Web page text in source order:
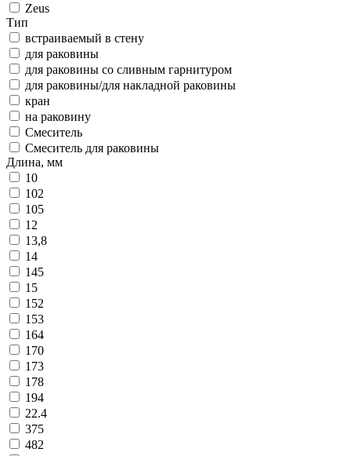
Zeus
Тип
встраиваемый в стену
для раковины
для раковины со сливным гарнитуром
для раковины/для накладной раковины
кран
на раковину
Смеситель
Смеситель для раковины
Длина, мм
10
102
105
12
13,8
14
145
15
152
153
164
170
173
178
194
22.4
375
482